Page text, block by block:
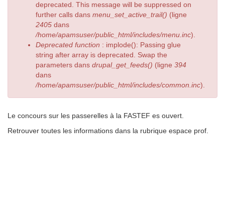
deprecated. This message will be suppressed on
further calls dans menu_set_active_trail() (ligne
2405 dans
/home/apamsuser/public_html/includes/menu.inc).
Deprecated function : implode(): Passing glue
string after array is deprecated. Swap the
parameters dans drupal_get_feeds() (ligne 394
dans
/home/apamsuser/public_html/includes/common.inc).
Le concours sur les passerelles à la FASTEF es ouvert.
Retrouver toutes les informations dans la rubrique espace prof.